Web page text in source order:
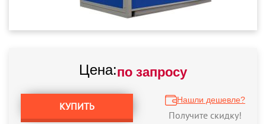
Цена:по запросу
КУПИТЬ
Нашли дешевле?
Получите скидку!